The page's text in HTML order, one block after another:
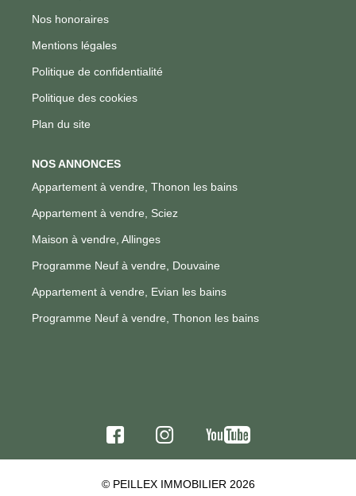
Nos honoraires
Mentions légales
Politique de confidentialité
Politique des cookies
Plan du site
NOS ANNONCES
Appartement à vendre, Thonon les bains
Appartement à vendre, Sciez
Maison à vendre, Allinges
Programme Neuf à vendre, Douvaine
Appartement à vendre, Evian les bains
Programme Neuf à vendre, Thonon les bains
© PEILLEX IMMOBILIER 2026